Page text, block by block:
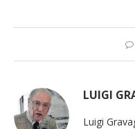
LUIGI
Luigi